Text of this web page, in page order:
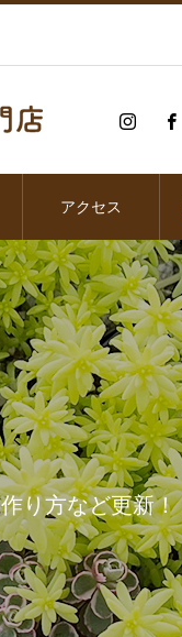
アクセス
り方など更新！